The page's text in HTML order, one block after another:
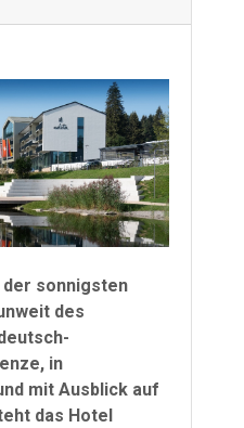
der sonnigsten
des
in
mit Ausblick auf
das Hotel